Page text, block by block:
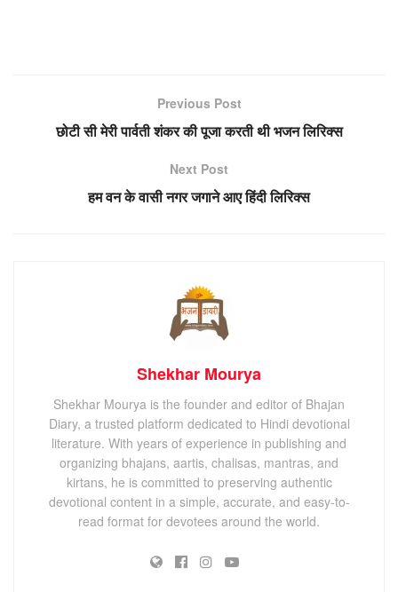
Previous Post
छोटी सी मेरी पार्वती शंकर की पूजा करती थी भजन लिरिक्स
Next Post
हम वन के वासी नगर जगाने आए हिंदी लिरिक्स
Shekhar Mourya
Shekhar Mourya is the founder and editor of Bhajan
Diary, a trusted platform dedicated to Hindi devotional
literature. With years of experience in publishing and
organizing bhajans, aartis, chalisas, mantras, and
kirtans, he is committed to preserving authentic
devotional content in a simple, accurate, and easy-to-
read format for devotees around the world.